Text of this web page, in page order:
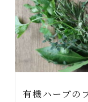
有機ハーブの